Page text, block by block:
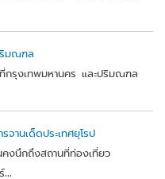
ริมณฑล
กรุงเทพมหานคร และปริมณฑล
จานเด็ดประเทศยุโรป
งนึกถึงสถานที่ท่องเที่ยว